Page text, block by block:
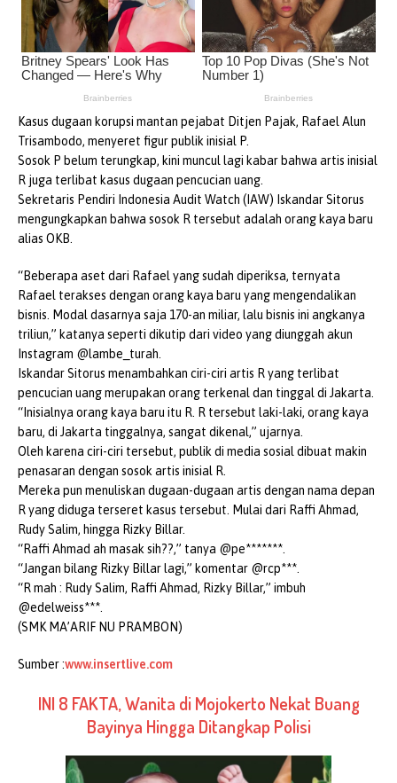
Kasus dugaan korupsi mantan pejabat Ditjen Pajak, Rafael Alun
Trisambodo, menyeret figur publik inisial P.
Sosok P belum terungkap, kini muncul lagi kabar bahwa artis inisial
R juga terlibat kasus dugaan pencucian uang.
Sekretaris Pendiri Indonesia Audit Watch (IAW) Iskandar Sitorus
mengungkapkan bahwa sosok R tersebut adalah orang kaya baru
alias OKB.
“Beberapa aset dari Rafael yang sudah diperiksa, ternyata
Rafael terakses dengan orang kaya baru yang mengendalikan
bisnis. Modal dasarnya saja 170-an miliar, lalu bisnis ini angkanya
triliun,” katanya seperti dikutip dari video yang diunggah akun
Instagram @lambe_turah.
Iskandar Sitorus menambahkan ciri-ciri artis R yang terlibat
pencucian uang merupakan orang terkenal dan tinggal di Jakarta.
“Inisialnya orang kaya baru itu R. R tersebut laki-laki, orang kaya
baru, di Jakarta tinggalnya, sangat dikenal,” ujarnya.
Oleh karena ciri-ciri tersebut, publik di media sosial dibuat makin
penasaran dengan sosok artis inisial R.
Mereka pun menuliskan dugaan-dugaan artis dengan nama depan
R yang diduga terseret kasus tersebut. Mulai dari Raffi Ahmad,
Rudy Salim, hingga Rizky Billar.
“Raffi Ahmad ah masak sih??,” tanya @pe*******.
“Jangan bilang Rizky Billar lagi,” komentar @rcp***.
“R mah : Rudy Salim, Raffi Ahmad, Rizky Billar,” imbuh
@edelweiss***.
(SMK MA’ARIF NU PRAMBON)
Sumber :www.insertlive.com
INI 8 FAKTA, Wanita di Mojokerto Nekat Buang
Bayinya Hingga Ditangkap Polisi